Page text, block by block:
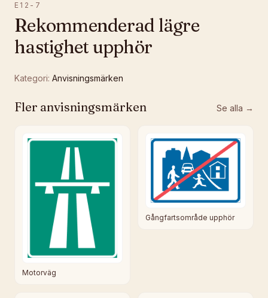
E12-7
Rekommenderad lägre
hastighet upphör
Kategori: Anvisningsmärken
Fler anvisningsmärken Se alla →
Motorväg
Gångfartsområde upphör